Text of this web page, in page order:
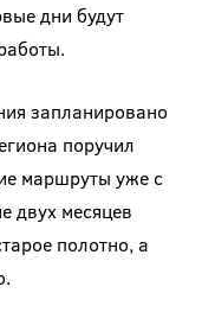
дни будут
запланировано
поручил
маршруты уже с
двух месяцев
полотно, а